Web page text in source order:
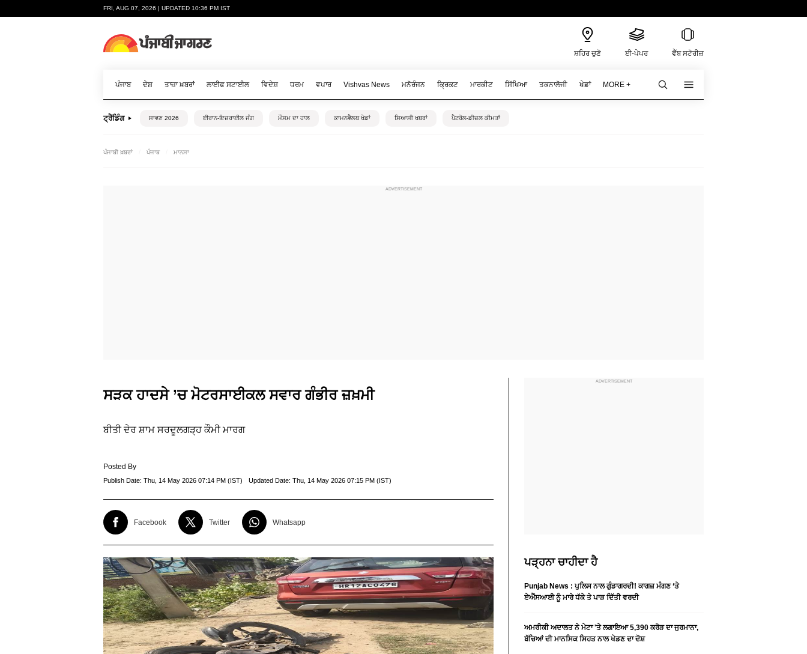
FRI, AUG 07, 2026 | UPDATED 10:36 PM IST
ਸ਼ਹਿਰ ਚੁਣੋ ਈ-ਪੇਪਰ ਵੈੱਬ ਸਟੋਰੀਜ਼
ਪੰਜਾਬ ਦੇਸ਼ ਤਾਜ਼ਾ ਖ਼ਬਰਾਂ ਲਾਈਫ ਸਟਾਈਲ ਵਿਦੇਸ਼ ਧਰਮ ਵਪਾਰ Vishvas News ਮਨੋਰੰਜਨ ਕ੍ਰਿਕਟ ਮਾਰਕੀਟ ਸਿੱਖਿਆ ਤਕਨਾਲੋਜੀ ਖੇਡਾਂ MORE +
ਟ੍ਰੈਂਡਿੰਗ ਸਾਵਣ 2026 ਈਰਾਨ-ਇਜ਼ਰਾਈਲ ਜੰਗ ਮੌਸਮ ਦਾ ਹਾਲ ਕਾਮਨਵੈਲਥ ਖੇਡਾਂ ਸਿਆਸੀ ਖਬਰਾਂ ਪੈਟਰੋਲ-ਡੀਜ਼ਲ ਕੀਮਤਾਂ
ਪੰਜਾਬੀ ਖ਼ਬਰਾਂ ਪੰਜਾਬ ਮਾਨਸਾ
ਸੜਕ ਹਾਦਸੇ ’ਚ ਮੋਟਰਸਾਈਕਲ ਸਵਾਰ ਗੰਭੀਰ ਜ਼ਖ਼ਮੀ
ਬੀਤੀ ਦੇਰ ਸ਼ਾਮ ਸਰਦੂਲਗੜ੍ਹ ਕੌਮੀ ਮਾਰਗ
Posted By
Publish Date: Thu, 14 May 2026 07:14 PM (IST) Updated Date: Thu, 14 May 2026 07:15 PM (IST)
Facebook Twitter Whatsapp
ਪੜ੍ਹਨਾ ਚਾਹੀਦਾ ਹੈ
Punjab News : ਪੁਲਿਸ ਨਾਲ ਗੁੰਡਾਗਰਦੀ! ਕਾਗਜ਼ ਮੰਗਣ ‘ਤੇ
ਏਐੱਸਆਈ ਨੂੰ ਮਾਰੇ ਧੱਕੇ ਤੇ ਪਾੜ ਦਿੱਤੀ ਵਰਦੀ
ਅਮਰੀਕੀ ਅਦਾਲਤ ਨੇ ਮੇਟਾ 'ਤੇ ਲਗਾਇਆ 5,390 ਕਰੋੜ ਦਾ ਜੁਰਮਾਨਾ,
ਬੱਚਿਆਂ ਦੀ ਮਾਨਸਿਕ ਸਿਹਤ ਨਾਲ ਖੇਡਣ ਦਾ ਦੋਸ਼